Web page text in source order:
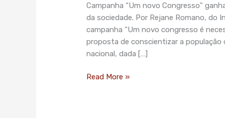
Campanha “Um novo Congresso"
da sociedade. Por Rejane Romano, do
campanha “Um novo congresso é
proposta de conscientizar a
nacional, dada […]
Read More »